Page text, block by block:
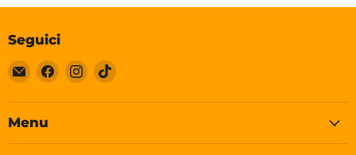
Seguici
Email
Soleplastic
Trovaci
Facebook
Trovaci
Instagram
Trovaci
TikTok
Menu